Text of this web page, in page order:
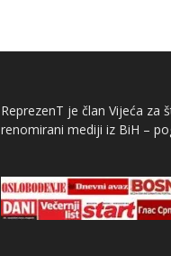
ReprezenT je član Vijeća
renomirani mediji iz BiH –